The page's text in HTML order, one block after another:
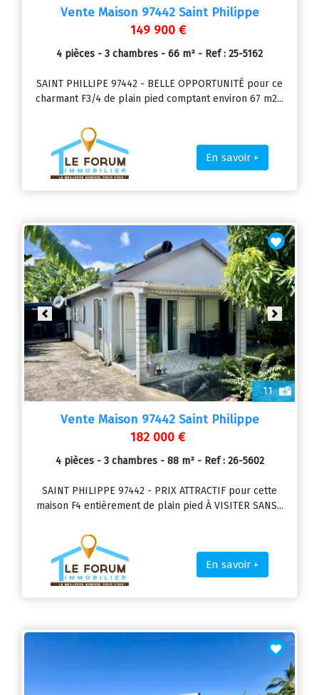
Vente Maison 97442 Saint Philippe
149 900 €
4 pièces - 3 chambres - 66 m² - Ref : 25-5162
SAINT PHILLIPE 97442 - BELLE OPPORTUNITÉ pour ce
charmant F3/4 de plain pied comptant environ 67 m2...
En savoir +
11
Previous Next
Vente Maison 97442 Saint Philippe
182 000 €
4 pièces - 3 chambres - 88 m² - Ref : 26-5602
SAINT PHILIPPE 97442 - PRIX ATTRACTIF pour cette
maison F4 entièrement de plain pied À VISITER SANS...
En savoir +